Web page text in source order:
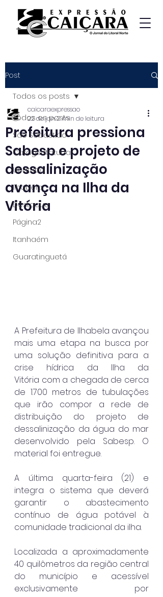
Post
Todos os posts
São Sebastião
Caraguatatuba
Ubatuba
Ilhabela
Destaque
Página2
Itanhaém
Guaratinguetá
Todos os posts
Prefeitura pressiona
Sabesp e projeto de
dessalinização
avança na Ilha da
Vitória
caicaraexpressao
22 de jan.2 min de leitura
A Prefeitura de Ilhabela avançou
mais uma etapa na busca por
uma solução definitiva para a
crise hídrica da Ilha da
Vitória com a chegada de cerca
de 1.700 metros de tubulações
que irão compor a rede de
distribuição do projeto de
dessalinização da água do mar
desenvolvido pela Sabesp. O
material foi entregue.
A última quarta-feira (21) e
integra o sistema que deverá
garantir o abastecimento
contínuo de água potável à
comunidade tradicional da ilha.
Localizada a aproximadamente
40 quilômetros da região central
do município e acessível
exclusivamente por